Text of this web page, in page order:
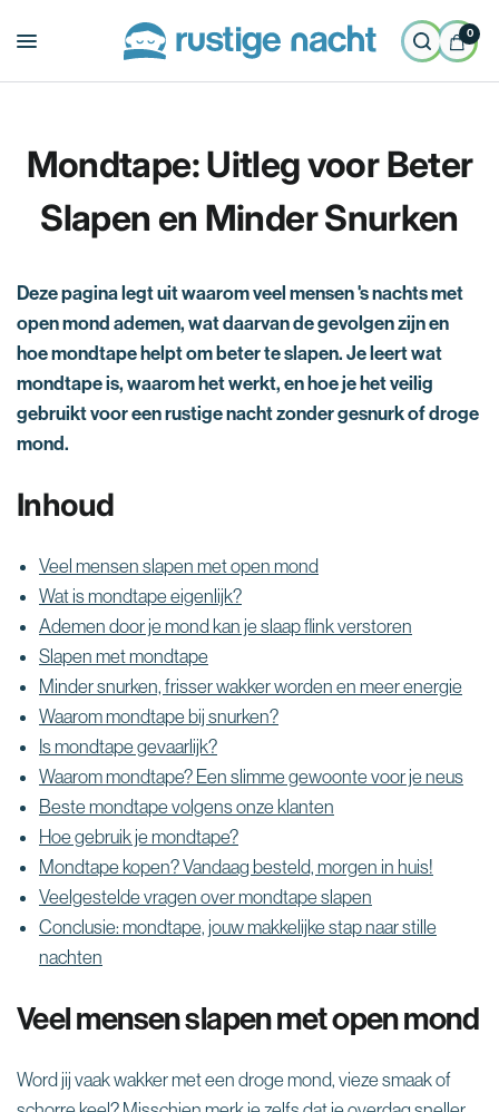
0
Mondtape: Uitleg voor Beter
Slapen en Minder Snurken
Deze pagina legt uit waarom veel mensen 's nachts met
open mond ademen, wat daarvan de gevolgen zijn en
hoe mondtape helpt om beter te slapen. Je leert wat
mondtape is, waarom het werkt, en hoe je het veilig
gebruikt voor een rustige nacht zonder gesnurk of droge
mond.
Inhoud
Veel mensen slapen met open mond
Wat is mondtape eigenlijk?
Ademen door je mond kan je slaap flink verstoren
Slapen met mondtape
Minder snurken, frisser wakker worden en meer energie
Waarom mondtape bij snurken?
Is mondtape gevaarlijk?
Waarom mondtape? Een slimme gewoonte voor je neus
Beste mondtape volgens onze klanten
Hoe gebruik je mondtape?
Mondtape kopen? Vandaag besteld, morgen in huis!
Veelgestelde vragen over mondtape slapen
Conclusie: mondtape, jouw makkelijke stap naar stille
nachten
Veel mensen slapen met open mond
Word jij vaak wakker met een droge mond, vieze smaak of